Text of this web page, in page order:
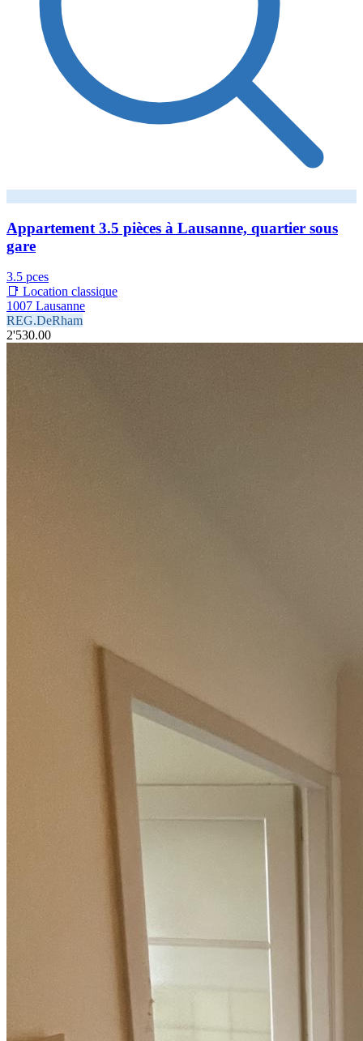
Appartement 3.5 pièces à Lausanne, quartier sous
gare
3.5 pces
📑 Location classique
1007 Lausanne
REG.DeRham
2'530.00